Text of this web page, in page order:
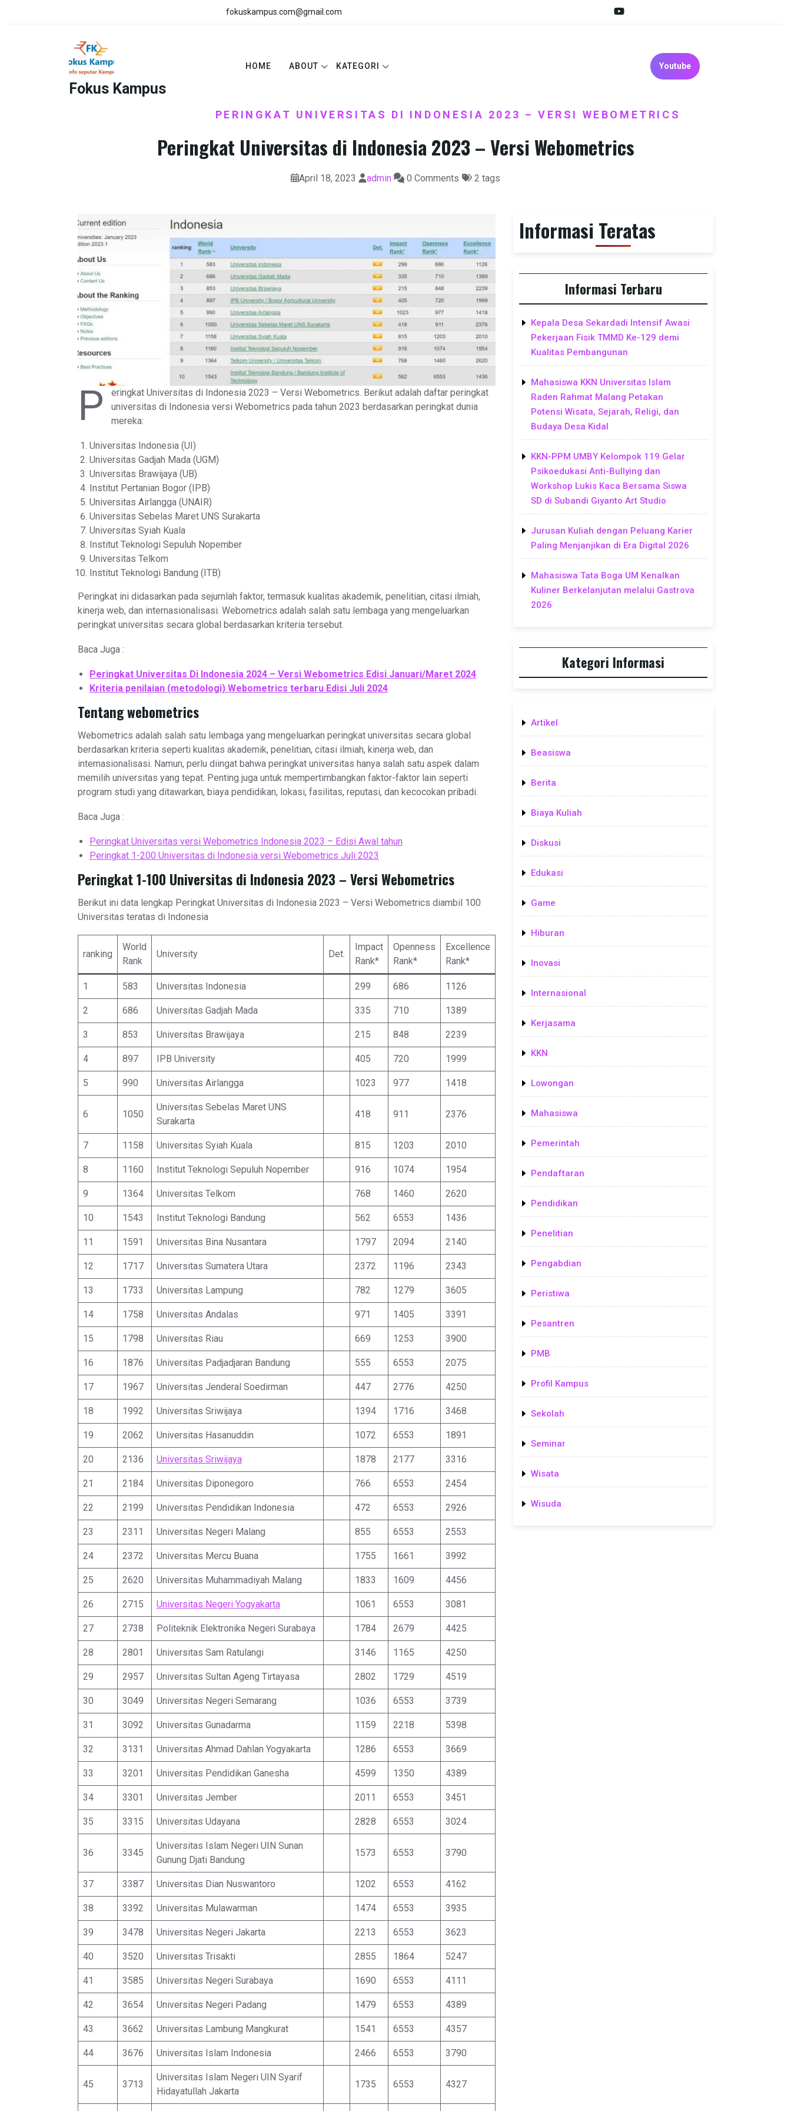
fokuskampus.com@gmail.com
Fokus Kampus
HOME ABOUT KATEGORI Youtube
PERINGKAT UNIVERSITAS DI INDONESIA 2023 – VERSI WEBOMETRICS
Peringkat Universitas di Indonesia 2023 – Versi Webometrics
April 18, 2023 admin 0 Comments 2 tags
P
eringkat Universitas di Indonesia 2023 – Versi Webometrics. Berikut adalah daftar peringkat
universitas di Indonesia versi Webometrics pada tahun 2023 berdasarkan peringkat dunia
mereka:
Universitas Indonesia (UI)
Universitas Gadjah Mada (UGM)
Universitas Brawijaya (UB)
Institut Pertanian Bogor (IPB)
Universitas Airlangga (UNAIR)
Universitas Sebelas Maret UNS Surakarta
Universitas Syiah Kuala
Institut Teknologi Sepuluh Nopember
Universitas Telkom
Institut Teknologi Bandung (ITB)
Peringkat ini didasarkan pada sejumlah faktor, termasuk kualitas akademik, penelitian, citasi ilmiah,
kinerja web, dan internasionalisasi. Webometrics adalah salah satu lembaga yang mengeluarkan
peringkat universitas secara global berdasarkan kriteria tersebut.
Baca Juga :
Peringkat Universitas Di Indonesia 2024 – Versi Webometrics Edisi Januari/Maret 2024
Kriteria penilaian (metodologi) Webometrics terbaru Edisi Juli 2024
Tentang webometrics
Webometrics adalah salah satu lembaga yang mengeluarkan peringkat universitas secara global
berdasarkan kriteria seperti kualitas akademik, penelitian, citasi ilmiah, kinerja web, dan
internasionalisasi. Namun, perlu diingat bahwa peringkat universitas hanya salah satu aspek dalam
memilih universitas yang tepat. Penting juga untuk mempertimbangkan faktor-faktor lain seperti
program studi yang ditawarkan, biaya pendidikan, lokasi, fasilitas, reputasi, dan kecocokan pribadi.
Baca Juga :
Peringkat Universitas versi Webometrics Indonesia 2023 – Edisi Awal tahun
Peringkat 1-200 Universitas di Indonesia versi Webometrics Juli 2023
Peringkat 1-100 Universitas di Indonesia 2023 – Versi Webometrics
Berikut ini data lengkap Peringkat Universitas di Indonesia 2023 – Versi Webometrics diambil 100
Universitas teratas di Indonesia
ranking
World
Rank
University Det.
Impact
Rank*
Openness
Rank*
Excellence
Rank*
1 583 Universitas Indonesia 299 686 1126
2 686 Universitas Gadjah Mada 335 710 1389
3 853 Universitas Brawijaya 215 848 2239
4 897 IPB University 405 720 1999
5 990 Universitas Airlangga 1023 977 1418
6 1050
Universitas Sebelas Maret UNS
Surakarta
418 911 2376
7 1158 Universitas Syiah Kuala 815 1203 2010
8 1160 Institut Teknologi Sepuluh Nopember 916 1074 1954
9 1364 Universitas Telkom 768 1460 2620
10 1543 Institut Teknologi Bandung 562 6553 1436
11 1591 Universitas Bina Nusantara 1797 2094 2140
12 1717 Universitas Sumatera Utara 2372 1196 2343
13 1733 Universitas Lampung 782 1279 3605
14 1758 Universitas Andalas 971 1405 3391
15 1798 Universitas Riau 669 1253 3900
16 1876 Universitas Padjadjaran Bandung 555 6553 2075
17 1967 Universitas Jenderal Soedirman 447 2776 4250
18 1992 Universitas Sriwijaya 1394 1716 3468
19 2062 Universitas Hasanuddin 1072 6553 1891
20 2136 Universitas Sriwijaya 1878 2177 3316
21 2184 Universitas Diponegoro 766 6553 2454
22 2199 Universitas Pendidikan Indonesia 472 6553 2926
23 2311 Universitas Negeri Malang 855 6553 2553
24 2372 Universitas Mercu Buana 1755 1661 3992
25 2620 Universitas Muhammadiyah Malang 1833 1609 4456
26 2715 Universitas Negeri Yogyakarta 1061 6553 3081
27 2738 Politeknik Elektronika Negeri Surabaya 1784 2679 4425
28 2801 Universitas Sam Ratulangi 3146 1165 4250
29 2957 Universitas Sultan Ageng Tirtayasa 2802 1729 4519
30 3049 Universitas Negeri Semarang 1036 6553 3739
31 3092 Universitas Gunadarma 1159 2218 5398
32 3131 Universitas Ahmad Dahlan Yogyakarta 1286 6553 3669
33 3201 Universitas Pendidikan Ganesha 4599 1350 4389
34 3301 Universitas Jember 2011 6553 3451
35 3315 Universitas Udayana 2828 6553 3024
36 3345
Universitas Islam Negeri UIN Sunan
Gunung Djati Bandung
1573 6553 3790
37 3387 Universitas Dian Nuswantoro 1202 6553 4162
38 3392 Universitas Mulawarman 1474 6553 3935
39 3478 Universitas Negeri Jakarta 2213 6553 3623
40 3520 Universitas Trisakti 2855 1864 5247
41 3585 Universitas Negeri Surabaya 1690 6553 4111
42 3654 Universitas Negeri Padang 1479 6553 4389
43 3662 Universitas Lambung Mangkurat 1541 6553 4357
44 3676 Universitas Islam Indonesia 2466 6553 3790
45 3713
Universitas Islam Negeri UIN Syarif
Hidayatullah Jakarta
1735 6553 4327
Informasi Teratas
Informasi Terbaru
Kepala Desa Sekardadi Intensif Awasi
Pekerjaan Fisik TMMD Ke-129 demi
Kualitas Pembangunan
Mahasiswa KKN Universitas Islam
Raden Rahmat Malang Petakan
Potensi Wisata, Sejarah, Religi, dan
Budaya Desa Kidal
KKN-PPM UMBY Kelompok 119 Gelar
Psikoedukasi Anti-Bullying dan
Workshop Lukis Kaca Bersama Siswa
SD di Subandi Giyanto Art Studio
Jurusan Kuliah dengan Peluang Karier
Paling Menjanjikan di Era Digital 2026
Mahasiswa Tata Boga UM Kenalkan
Kuliner Berkelanjutan melalui Gastrova
2026
Kategori Informasi
Artikel
Beasiswa
Berita
Biaya Kuliah
Diskusi
Edukasi
Game
Hiburan
Inovasi
Internasional
Kerjasama
KKN
Lowongan
Mahasiswa
Pemerintah
Pendaftaran
Pendidikan
Penelitian
Pengabdian
Peristiwa
Pesantren
PMB
Profil Kampus
Sekolah
Seminar
Wisata
Wisuda